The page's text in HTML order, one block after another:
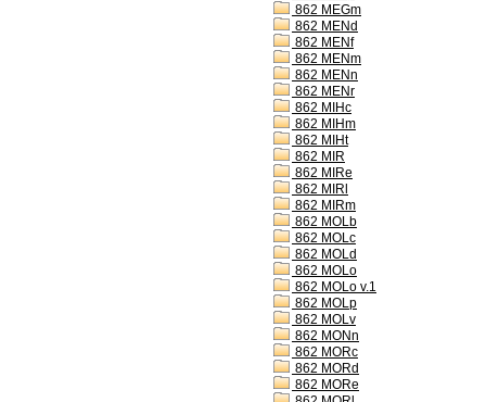
862 MEGm
862 MENd
862 MENf
862 MENm
862 MENn
862 MENr
862 MIHc
862 MIHm
862 MIHt
862 MIR
862 MIRe
862 MIRl
862 MIRm
862 MOLb
862 MOLc
862 MOLd
862 MOLo
862 MOLo v.1
862 MOLp
862 MOLv
862 MONn
862 MORc
862 MORd
862 MORe